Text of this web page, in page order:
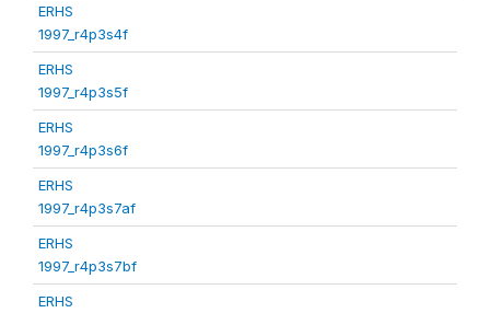
ERHS
1997_r4p3s4f
ERHS
1997_r4p3s5f
ERHS
1997_r4p3s6f
ERHS
1997_r4p3s7af
ERHS
1997_r4p3s7bf
ERHS